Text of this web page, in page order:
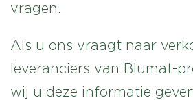
vragen.
Als u ons vraagt naar
leveranciers van Blumat-
wij u deze informatie